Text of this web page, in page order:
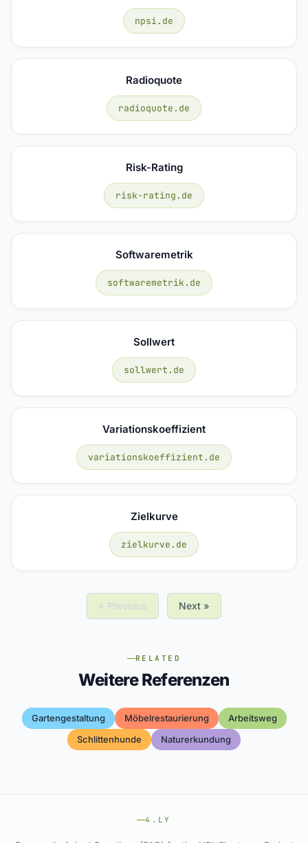
npsi.de
Radioquote
radioquote.de
Risk-Rating
risk-rating.de
Softwaremetrik
softwaremetrik.de
Sollwert
sollwert.de
Variationskoeffizient
variationskoeffizient.de
Zielkurve
zielkurve.de
« Previous Next »
RELATED
Weitere Referenzen
Gartengestaltung Möbelrestaurierung
Arbeitsweg
Schlittenhunde
Naturerkundung
4.LY